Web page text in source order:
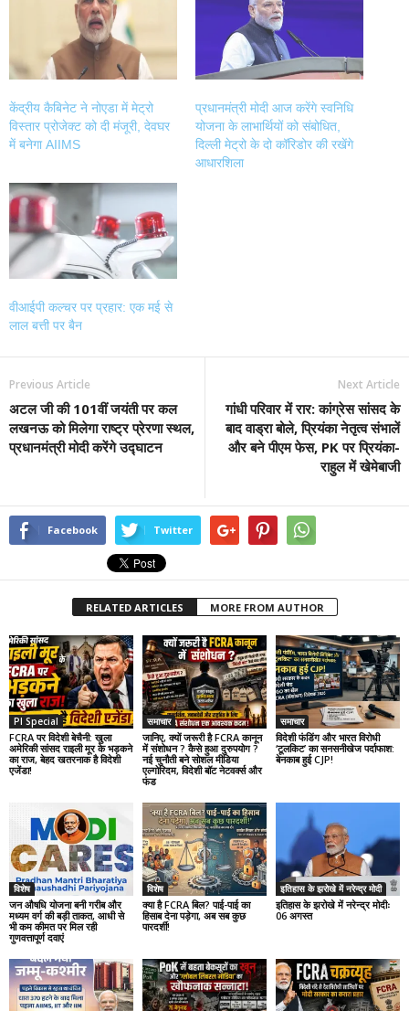
window)
in
new
window)
in
new
window)
केंद्रीय कैबिनेट ने नोएडा में मेट्रो
विस्तार प्रोजेक्ट को दी मंजूरी, देवघर
में बनेगा AIIMS
प्रधानमंत्री मोदी आज करेंगे स्वनिधि
योजना के लाभार्थियों को संबोधित,
दिल्ली मेट्रो के दो कॉरिडोर की रखेंगे
आधारशिला
वीआईपी कल्चर पर प्रहार: एक मई से
लाल बत्ती पर बैन
Previous Article
अटल जी की 101वीं जयंती पर कल
लखनऊ को मिलेगा राष्ट्र प्रेरणा स्थल,
प्रधानमंत्री मोदी करेंगे उद्घाटन
Next Article
गांधी परिवार में रार: कांग्रेस सांसद के
बाद वाड्रा बोले, प्रियंका नेतृत्व संभालें
और बने पीएम फेस, PK पर प्रियंका-
राहुल में खेमेबाजी
Facebook Twitter
RELATED ARTICLES MORE FROM AUTHOR
PI Special
FCRA पर विदेशी बेचैनी: खुला
अमेरिकी सांसद राइली मूर के भड़कने
का राज, बेहद खतरनाक है विदेशी
एजेंडा!
समाचार
जानिए, क्यों जरूरी है FCRA कानून
में संशोधन ? कैसे हुआ दुरुपयोग ?
नई चुनौती बने सोशल मीडिया
एल्गोरिदम, विदेशी बॉट नेटवर्क्स और
फंड
समाचार
विदेशी फंडिंग और भारत विरोधी
‘टूलकिट’ का सनसनीखेज पर्दाफाश:
बेनकाब हुई CJP!
विशेष
जन औषधि योजना बनी गरीब और
मध्यम वर्ग की बड़ी ताकत, आधी से
भी कम कीमत पर मिल रही
गुणवत्तापूर्ण दवाएं
विशेष
क्या है FCRA बिल? पाई-पाई का
हिसाब देना पड़ेगा, अब सब कुछ
पारदर्शी!
इतिहास के झरोखे में नरेन्द्र मोदी
इतिहास के झरोखे में नरेन्द्र मोदीः
06 अगस्त